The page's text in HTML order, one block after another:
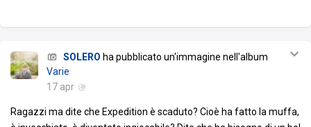
SOLERO ha pubblicato un'immagine nell'album
Varie
17 apr
Ragazzi ma dite che Expedition è scaduto? Cioè ha fatto la muffa,